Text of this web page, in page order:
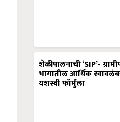
शेळीपालनाची ‘SIP’-
भागातील आर्थिक
यशस्वी फॉर्मुला